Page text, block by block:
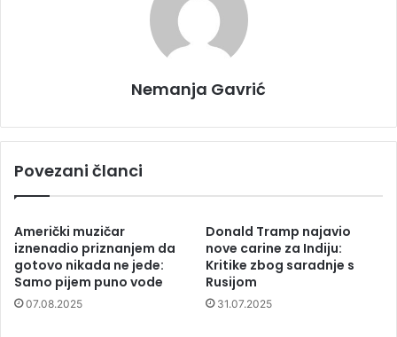
Nemanja Gavrić
Povezani članci
Američki muzičar
iznenadio priznanjem da
gotovo nikada ne jede:
Samo pijem puno vode
07.08.2025
Donald Tramp najavio
nove carine za Indiju:
Kritike zbog saradnje s
Rusijom
31.07.2025